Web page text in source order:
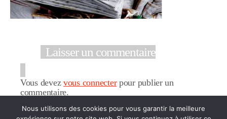
Laisser un commentaire
Vous devezvous connecterpour publier un
commentaire.
Nous utilisons des cookies pour vous garantir la meilleure